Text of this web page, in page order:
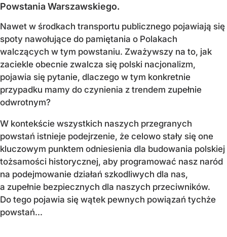
Powstania Warszawskiego.
Nawet w środkach transportu publicznego pojawiają się
spoty nawołujące do pamiętania o Polakach
walczących w tym powstaniu. Zważywszy na to, jak
zaciekle obecnie zwalcza się polski nacjonalizm,
pojawia się pytanie, dlaczego w tym konkretnie
przypadku mamy do czynienia z trendem zupełnie
odwrotnym?
W kontekście wszystkich naszych przegranych
powstań istnieje podejrzenie, że celowo stały się one
kluczowym punktem odniesienia dla budowania polskiej
tożsamości historycznej, aby programować nasz naród
na podejmowanie działań szkodliwych dla nas,
a zupełnie bezpiecznych dla naszych przeciwników.
Do tego pojawia się wątek pewnych powiązań tychże
powstań...